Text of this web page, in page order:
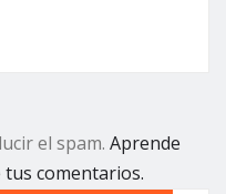
el spam. Aprende
tus comentarios.